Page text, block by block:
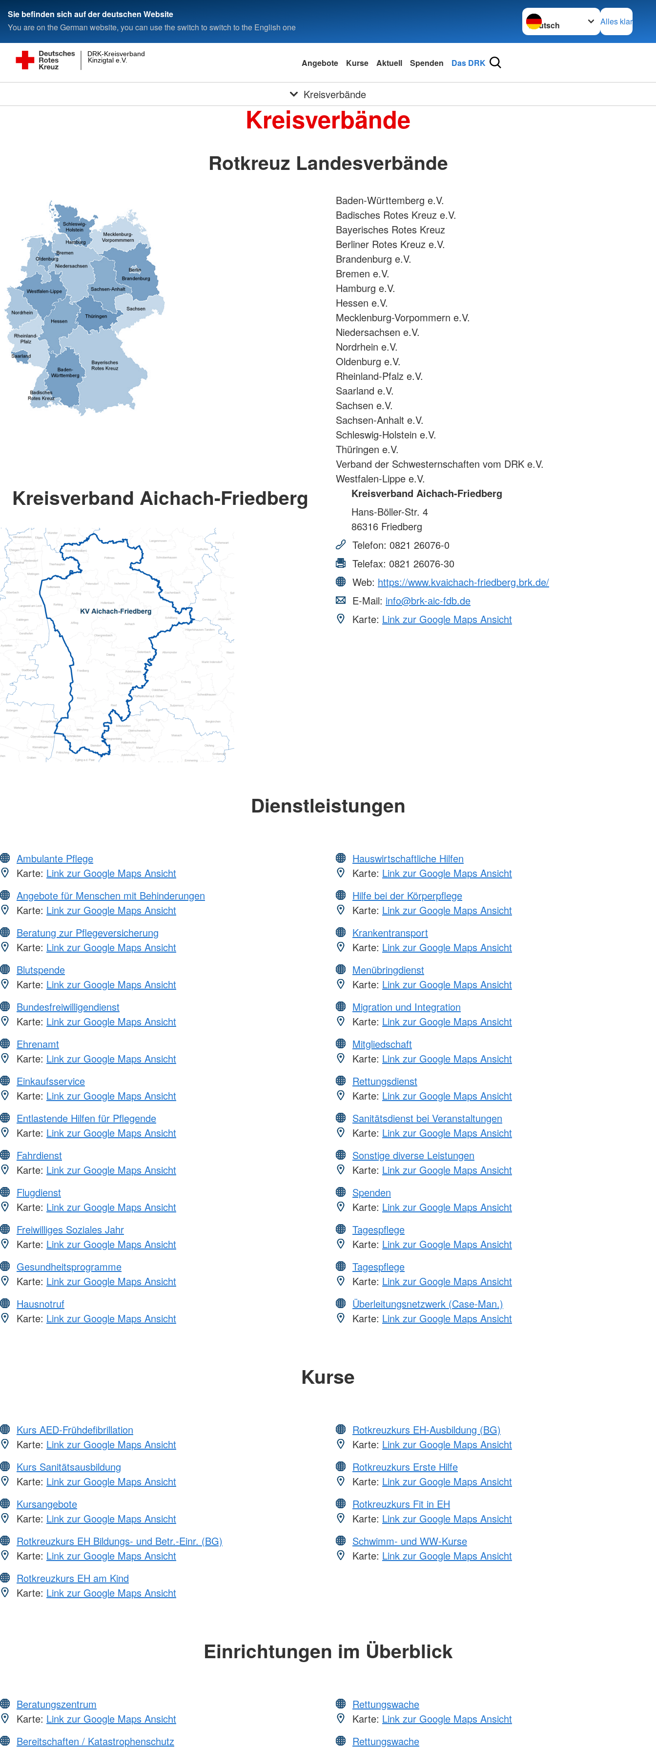
Sie befinden sich auf der deutschen Website
You are on the German website, you can use the switch to switch to the English one
Sprache wechseln zu
Alles klar
Kinzigtal e.V.
DRK-Kreisverband
Angebote Kurse Aktuell Spenden Das DRK
Kreisverbände
Kreisverbände
Rotkreuz Landesverbände
Baden-Württemberg e.V.
Badisches Rotes Kreuz e.V.
Bayerisches Rotes Kreuz
Berliner Rotes Kreuz e.V.
Brandenburg e.V.
Bremen e.V.
Hamburg e.V.
Hessen e.V.
Mecklenburg-Vorpommern e.V.
Niedersachsen e.V.
Nordrhein e.V.
Oldenburg e.V.
Rheinland-Pfalz e.V.
Saarland e.V.
Sachsen e.V.
Sachsen-Anhalt e.V.
Schleswig-Holstein e.V.
Thüringen e.V.
Verband der Schwesternschaften vom DRK e.V.
Westfalen-Lippe e.V.
Kreisverband Aichach-Friedberg
Kreisverband Aichach-Friedberg
Hans-Böller-Str. 4
86316 Friedberg
Telefon: 0821 26076-0
Telefax: 0821 26076-30
Web: https://www.kvaichach-friedberg.brk.de/
E-Mail: info@brk-aic-fdb.de
Karte: Link zur Google Maps Ansicht
Dienstleistungen
Ambulante Pflege
Karte: Link zur Google Maps Ansicht
Angebote für Menschen mit Behinderungen
Karte: Link zur Google Maps Ansicht
Beratung zur Pflegeversicherung
Karte: Link zur Google Maps Ansicht
Blutspende
Karte: Link zur Google Maps Ansicht
Bundesfreiwilligendienst
Karte: Link zur Google Maps Ansicht
Ehrenamt
Karte: Link zur Google Maps Ansicht
Einkaufsservice
Karte: Link zur Google Maps Ansicht
Entlastende Hilfen für Pflegende
Karte: Link zur Google Maps Ansicht
Fahrdienst
Karte: Link zur Google Maps Ansicht
Flugdienst
Karte: Link zur Google Maps Ansicht
Freiwilliges Soziales Jahr
Karte: Link zur Google Maps Ansicht
Gesundheitsprogramme
Karte: Link zur Google Maps Ansicht
Hausnotruf
Karte: Link zur Google Maps Ansicht
Hauswirtschaftliche Hilfen
Karte: Link zur Google Maps Ansicht
Hilfe bei der Körperpflege
Karte: Link zur Google Maps Ansicht
Krankentransport
Karte: Link zur Google Maps Ansicht
Menübringdienst
Karte: Link zur Google Maps Ansicht
Migration und Integration
Karte: Link zur Google Maps Ansicht
Mitgliedschaft
Karte: Link zur Google Maps Ansicht
Rettungsdienst
Karte: Link zur Google Maps Ansicht
Sanitätsdienst bei Veranstaltungen
Karte: Link zur Google Maps Ansicht
Sonstige diverse Leistungen
Karte: Link zur Google Maps Ansicht
Spenden
Karte: Link zur Google Maps Ansicht
Tagespflege
Karte: Link zur Google Maps Ansicht
Tagespflege
Karte: Link zur Google Maps Ansicht
Überleitungsnetzwerk (Case-Man.)
Karte: Link zur Google Maps Ansicht
Kurse
Kurs AED-Frühdefibrillation
Karte: Link zur Google Maps Ansicht
Kurs Sanitätsausbildung
Karte: Link zur Google Maps Ansicht
Kursangebote
Karte: Link zur Google Maps Ansicht
Rotkreuzkurs EH Bildungs- und Betr.-Einr. (BG)
Karte: Link zur Google Maps Ansicht
Rotkreuzkurs EH am Kind
Karte: Link zur Google Maps Ansicht
Rotkreuzkurs EH-Ausbildung (BG)
Karte: Link zur Google Maps Ansicht
Rotkreuzkurs Erste Hilfe
Karte: Link zur Google Maps Ansicht
Rotkreuzkurs Fit in EH
Karte: Link zur Google Maps Ansicht
Schwimm- und WW-Kurse
Karte: Link zur Google Maps Ansicht
Einrichtungen im Überblick
Beratungszentrum
Karte: Link zur Google Maps Ansicht
Bereitschaften / Katastrophenschutz
Rettungswache
Karte: Link zur Google Maps Ansicht
Rettungswache